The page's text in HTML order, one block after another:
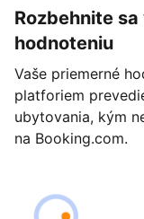
Rozbehnite
hodnoteniu
Vaše priemerné
platforiem
ubytovania, kým
na Booking.com.